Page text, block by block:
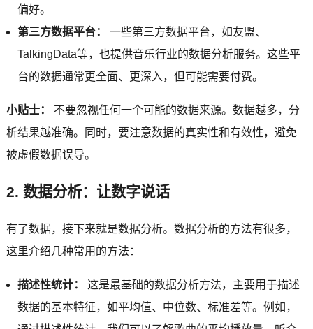
偏好。
第三方数据平台：
一些第三方数据平台，如友盟、
TalkingData等，也提供音乐行业的数据分析服务。这些平
台的数据通常更全面、更深入，但可能需要付费。
小贴士：
不要忽视任何一个可能的数据来源。数据越多，分
析结果越准确。同时，要注意数据的真实性和有效性，避免
被虚假数据误导。
2. 数据分析：让数字说话
有了数据，接下来就是数据分析。数据分析的方法有很多，
这里介绍几种常用的方法：
描述性统计：
这是最基础的数据分析方法，主要用于描述
数据的基本特征，如平均值、中位数、标准差等。例如，